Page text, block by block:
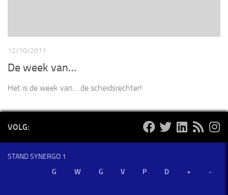
12/10/2011
De week van…
Het is de week van… de scheidsrechter!
VOLG:
STAND SYNERGO 1